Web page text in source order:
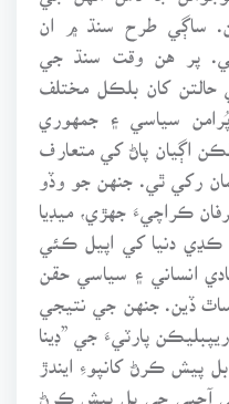
ساڳي طرح سنڌ ۾ ان
پر هن وقت سنڌ جي
حالتن کان بلڪل مختلف
سياسي ۽ جمهوري
اڳيان پاڻ کي متعارف
رکي ٿي. جنهن جو وڏو
ڪراچيءَ جهڙي، ميڊيا
دنيا کي اپيل ڪئي
انساني ۽ سياسي حقن
ڏين. جنهن جي نتيجي
پارٽيءَ جي ”ڊينا
پيش ڪرڻ کانپوءِ ايندڙ
آجپي جي بل پيش ڪرڻ